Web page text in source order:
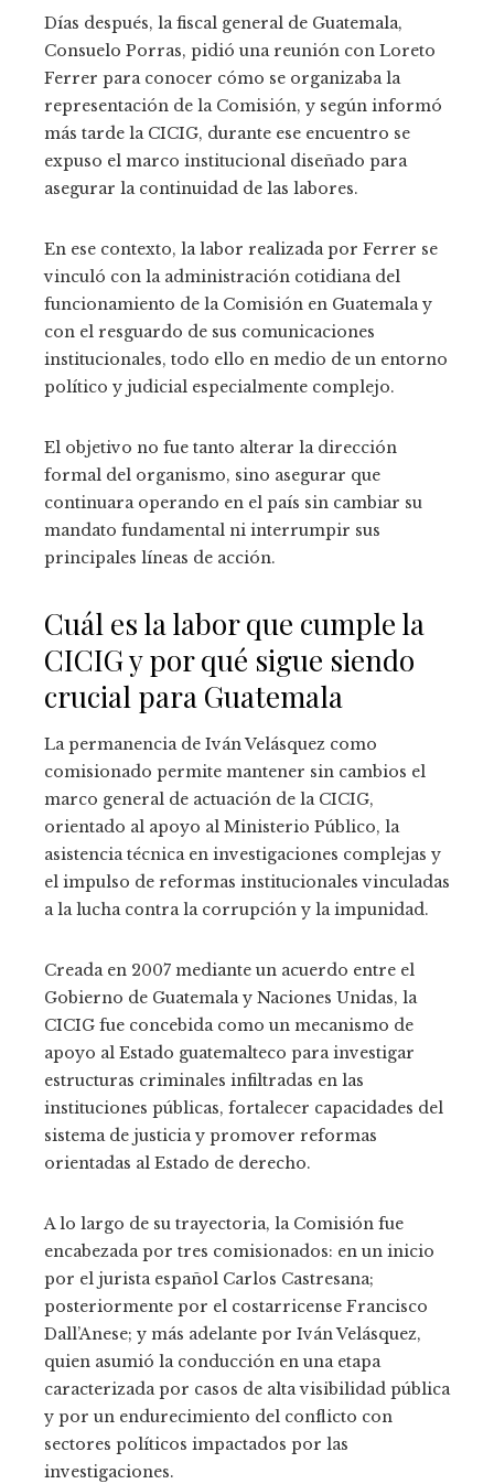
Días después, la fiscal general de Guatemala,
Consuelo Porras, pidió una reunión con Loreto
Ferrer para conocer cómo se organizaba la
representación de la Comisión, y según informó
más tarde la CICIG, durante ese encuentro se
expuso el marco institucional diseñado para
asegurar la continuidad de las labores.
En ese contexto, la labor realizada por Ferrer se
vinculó con la administración cotidiana del
funcionamiento de la Comisión en Guatemala y
con el resguardo de sus comunicaciones
institucionales, todo ello en medio de un entorno
político y judicial especialmente complejo.
El objetivo no fue tanto alterar la dirección
formal del organismo, sino asegurar que
continuara operando en el país sin cambiar su
mandato fundamental ni interrumpir sus
principales líneas de acción.
Cuál es la labor que cumple la
CICIG y por qué sigue siendo
crucial para Guatemala
La permanencia de Iván Velásquez como
comisionado permite mantener sin cambios el
marco general de actuación de la CICIG,
orientado al apoyo al Ministerio Público, la
asistencia técnica en investigaciones complejas y
el impulso de reformas institucionales vinculadas
a la lucha contra la corrupción y la impunidad.
Creada en 2007 mediante un acuerdo entre el
Gobierno de Guatemala y Naciones Unidas, la
CICIG fue concebida como un mecanismo de
apoyo al Estado guatemalteco para investigar
estructuras criminales infiltradas en las
instituciones públicas, fortalecer capacidades del
sistema de justicia y promover reformas
orientadas al Estado de derecho.
A lo largo de su trayectoria, la Comisión fue
encabezada por tres comisionados: en un inicio
por el jurista español Carlos Castresana;
posteriormente por el costarricense Francisco
Dall’Anese; y más adelante por Iván Velásquez,
quien asumió la conducción en una etapa
caracterizada por casos de alta visibilidad pública
y por un endurecimiento del conflicto con
sectores políticos impactados por las
investigaciones.